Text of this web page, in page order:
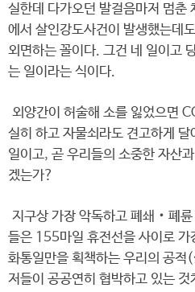
실한데 다가오던 발걸음마저 멈춘
에서 살인강도사건이 발생했는데
외면하는 꼴이다. 그건 네 일이고
는 일이라는 식이다.
외양간이 허술해 소를 잃었으면
실히 하고 자물쇠라도 견고하게
일이고, 곧 우리들의 소중한 자산
겠는가?
지구상 가장 악독하고 폐쇄‧폐
들은 155마일 휴전선을 사이로 가
화통일만을 획책하는 우리의 공
저들이 공공연히 협박하고 있는